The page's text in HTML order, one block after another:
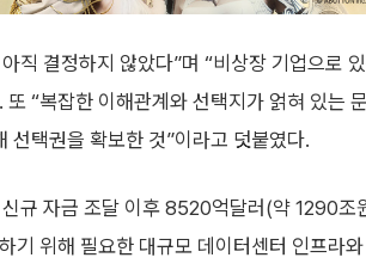
직 결정하지 않았다”며 “비상장 기업으로
“복잡한 이해관계와 선택지가 얽혀 있는
선택권을 확보한 것”이라고 덧붙였다.
규 자금 조달 이후 8520억달러(약 1290조
기 위해 필요한 대규모 데이터센터 인프라